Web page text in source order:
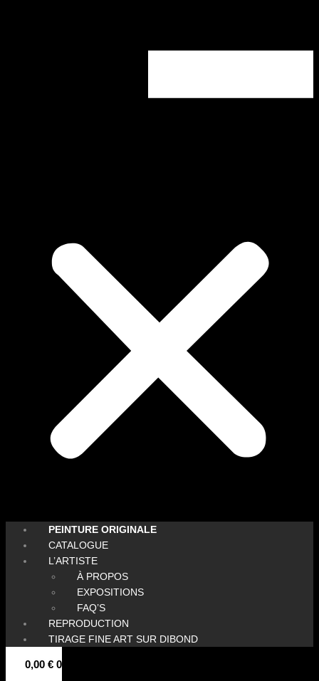
PEINTURE ORIGINALE
CATALOGUE
L’ARTISTE
À PROPOS
EXPOSITIONS
FAQ’S
REPRODUCTION
TIRAGE FINE ART SUR DIBOND
0,00 € 0